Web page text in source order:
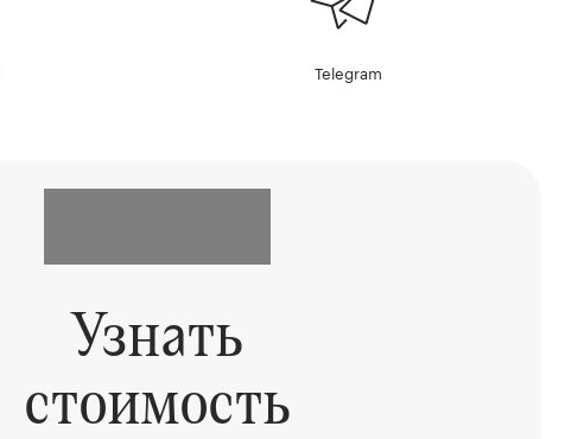
Telegram
Узнать
стоимость